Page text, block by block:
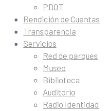
PDOT
Rendición de Cuentas
Transparencia
Servicios
Red de parques
Museo
Biblioteca
Auditorio
Radio Identidad